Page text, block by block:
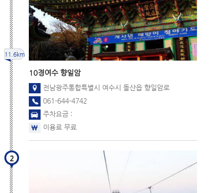
10경여수 향일암
전남광주통합특별시 여수시 돌산읍 향일암로
061-644-4742
주차요금 :
이용료 무료
11.6km
2